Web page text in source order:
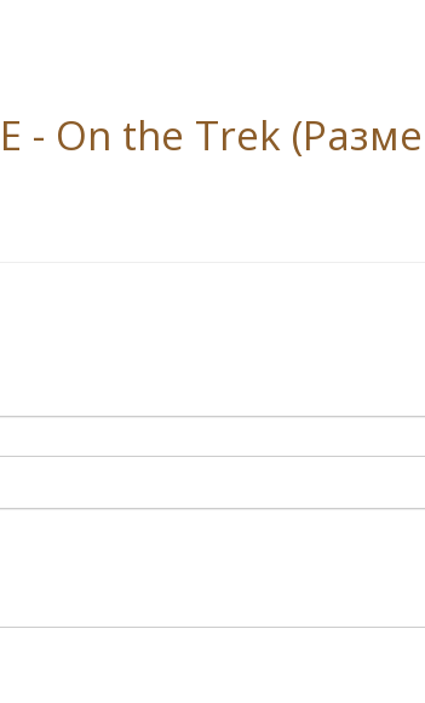
- On the Trek